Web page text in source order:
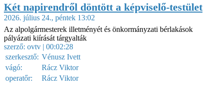
Két napirendről döntött a képviselő-testület
2026. július 24., péntek 13:02
Az alpolgármesterek illetményét és önkormányzati bérlakások
pályázati kiírását tárgyalták
szerző: ovtv | 00:02:28
szerkesztő: Vénusz Ivett
vágó:
Rácz Viktor
operatőr:
Rácz Viktor